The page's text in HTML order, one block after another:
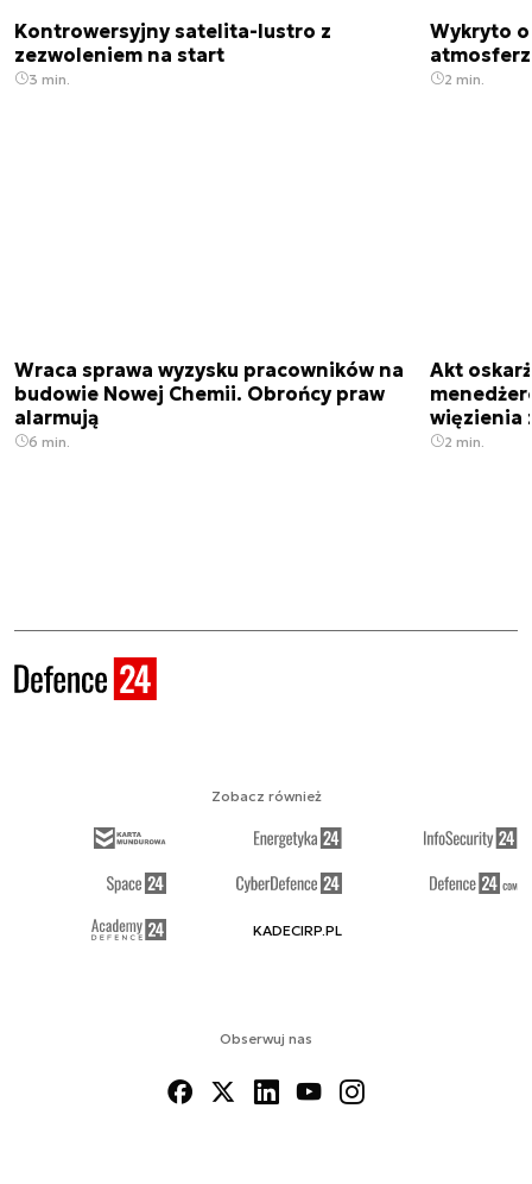
Kontrowersyjny satelita-lustro z
zezwoleniem na start
3 min.
Wykryto
2 min.
Wraca sprawa wyzysku pracowników na
budowie Nowej Chemii. Obrońcy praw
alarmują
6 min.
Akt
więzienia
2 min.
Obserwuj nas
Zobacz również
KADECIRP.PL